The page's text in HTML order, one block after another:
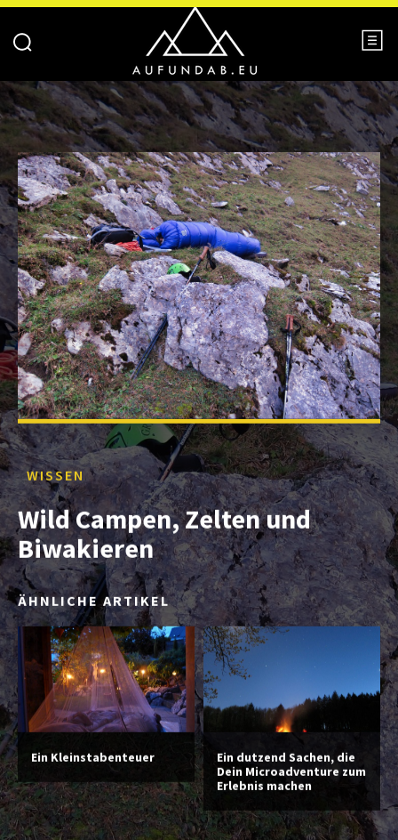
WISSEN
Wild Campen, Zelten und
Biwakieren
ÄHNLICHE ARTIKEL
Ein Kleinstabenteuer
Ein dutzend Sachen, die
Dein Microadventure zum
Erlebnis machen